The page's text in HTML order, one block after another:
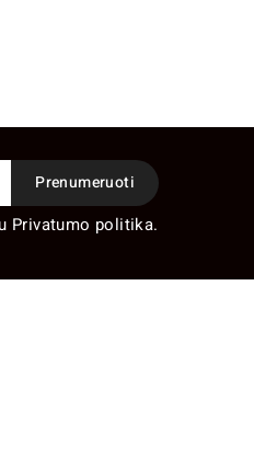
Privatumo politika.